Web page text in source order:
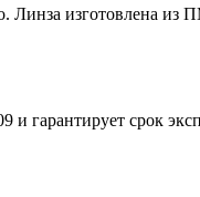
Линза изготовлена
и гарантирует срок